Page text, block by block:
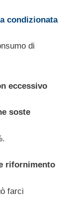
condizionata
di
eccessivo
soste
rifornimento
farci